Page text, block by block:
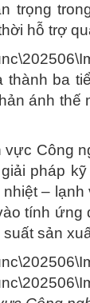
trọng
hỗ trợ
ba
ánh thế
Công
pháp
–
tính
sản